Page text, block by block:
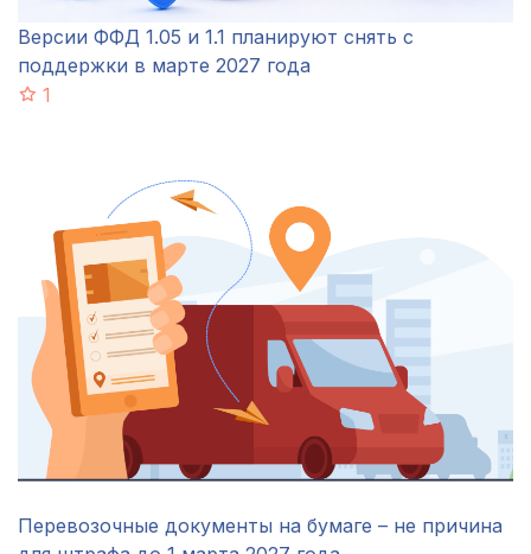
Версии ФФД 1.05 и 1.1 планируют снять с
поддержки в марте 2027 года
1
Перевозочные документы на бумаге – не причина